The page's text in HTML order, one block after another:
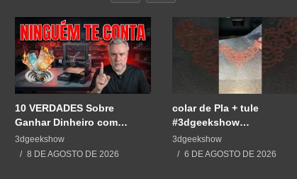
10 VERDADES Sobre
Ganhar Dinheiro com
Impressão 3D
3dgeekshow
8 DE AGOSTO DE 2026
colar de Pla + tule
#3dgeekshow
#impressão3d #3dprint
#3dprinting #impresion3d
3dgeekshow
6 DE AGOSTO DE 2026